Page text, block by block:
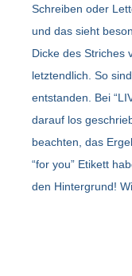
Schreiben oder
und das sieht
Dicke des Striches
letztendlich. So
entstanden. Bei
darauf los
beachten, das
“for you” Etikett
den Hintergrund!